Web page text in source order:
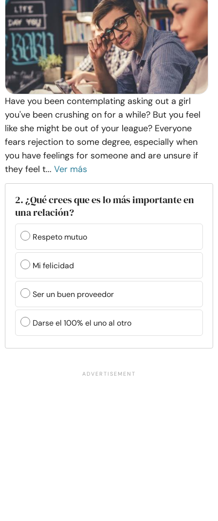
Have you been contemplating asking out a girl
you've been crushing on for a while? But you feel
like she might be out of your league? Everyone
fears rejection to some degree, especially when
you have feelings for someone and are unsure if
they feel t... Ver más
2. ¿Qué crees que es lo más importante en
una relación?
Respeto mutuo
Mi felicidad
Ser un buen proveedor
Darse el 100% el uno al otro